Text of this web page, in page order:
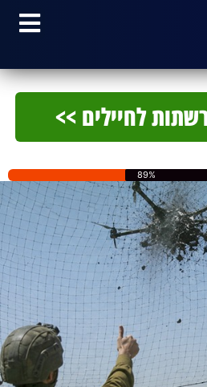
לחיילים >>
89%